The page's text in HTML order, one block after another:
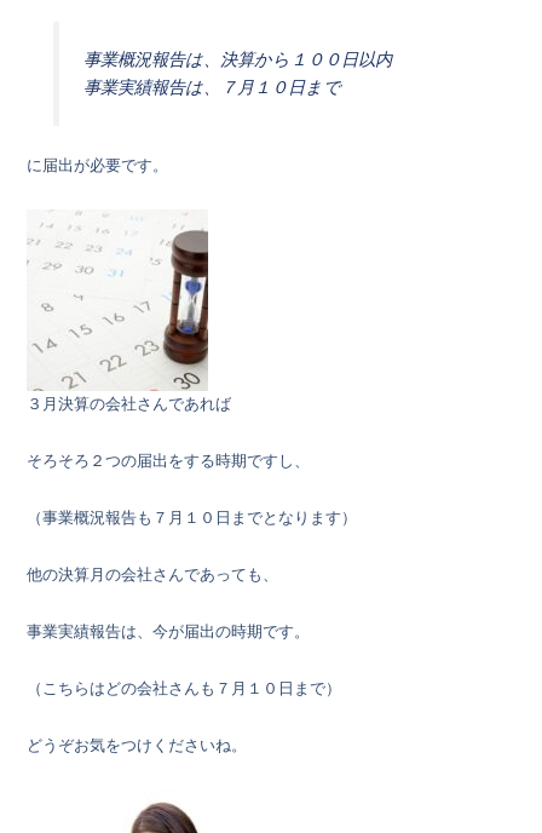
事業概況報告は、決算から１００日以内
事業実績報告は、７月１０日まで
に届出が必要です。
３月決算の会社さんであれば
そろそろ２つの届出をする時期ですし、
（事業概況報告も７月１０日までとなります）
他の決算月の会社さんであっても、
事業実績報告は、今が届出の時期です。
（こちらはどの会社さんも７月１０日まで）
どうぞお気をつけくださいね。